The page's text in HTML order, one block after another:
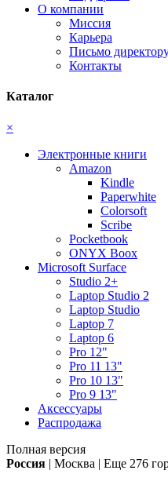
О компании
Миссия
Карьера
Письмо
Контакты
Каталог
×
Электронные книги
Amazon
Kindle
Paperwhite
Colorsoft
Scribe
Pocketbook
ONYX Boox
Microsoft Surface
Studio 2+
Laptop Studio 2
Laptop Studio
Laptop 7
Laptop 6
Pro 12"
Pro 11 13"
Pro 10 13"
Pro 9 13"
Аксессуары
Распродажа
Полная версия
Россия | Москва | Еще 276